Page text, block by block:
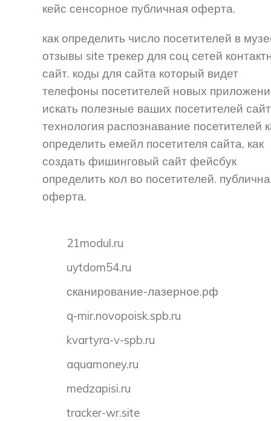
кейс сенсорное публичная оферта.
как определить число посетителей в
отзывы site трекер для соц сетей
сайт. коды для сайта который видет
телефоны посетителей новых
искать полезные ваших посетителей
технология распознавание посетителей
определить емейл посетителя сайта, как
создать фишинговый сайт фейсбук
определить кол во посетителей.
оферта.
21modul.ru
uytdom54.ru
сканирование-лазерное.рф
q-mir.novopoisk.spb.ru
kvartyra-v-spb.ru
aquamoney.ru
medzapisi.ru
tracker-wr.site